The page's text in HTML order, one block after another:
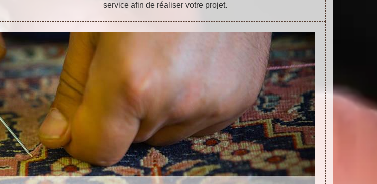
service afin de réaliser votre projet.